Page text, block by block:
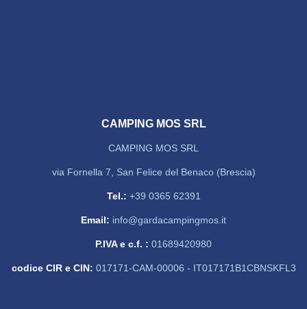
CAMPING MOS SRL
CAMPING MOS SRL
via Fornella 7, San Felice del Benaco (Brescia)
Tel.: +39 0365 62391
Email: info@gardacampingmos.it
P.IVA e c.f. : 01689420980
codice CIR e CIN: 017171-CAM-00006 - IT017171B1CBNSKFL3